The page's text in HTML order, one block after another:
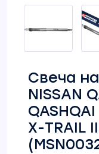
Свеча
NISSAN
X-TRAIL